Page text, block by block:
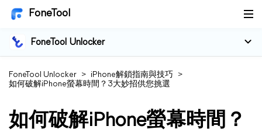
FoneTool
FoneTool Unlocker
FoneTool Unlocker > iPhone解鎖指南與技巧
>
如何破解iPhone螢幕時間？3大妙招供您挑選
如何破解iPhone螢幕時間？